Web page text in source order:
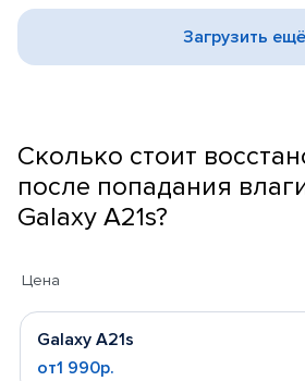
Загрузить ещё
Сколько стоит
после попадания
Galaxy A21s?
Цена
Galaxy A21s
от1 990р.